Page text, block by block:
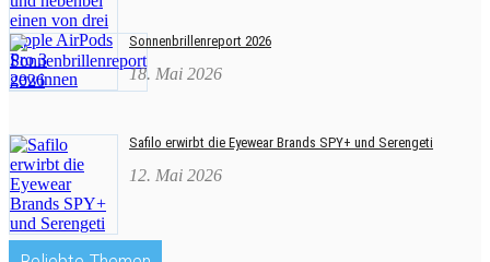
Sonnenbrillenreport 2026
18. Mai 2026
Safilo erwirbt die Eyewear Brands SPY+ und Serengeti
12. Mai 2026